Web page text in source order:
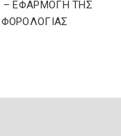
– ΕΦΑΡΜΟΓΗ ΤΗΣ